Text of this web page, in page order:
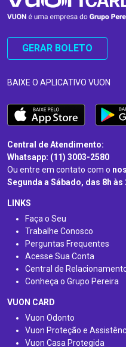
GERAR BOLETO
BAIXE O APLICATIVO VUON
Central de Atendimento:
Whatsapp: (11) 3003-2580
Ou entre em contato com o
Segunda a Sábado, das 8h às
LINKS
Faça o Seu
Trabalhe Conosco
Perguntas Frequentes
Acesse Sua Conta
Central de
Conheça o Grupo Pereira
VUON CARD
Vuon Odonto
Vuon Proteção e
Vuon Casa Protegida